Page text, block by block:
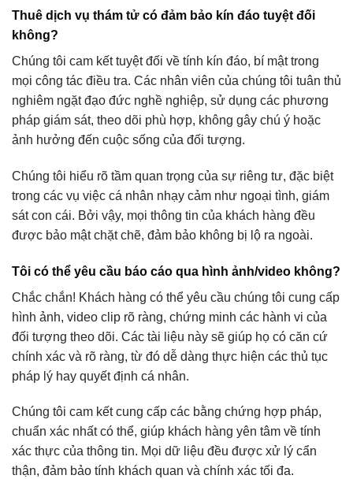
Thuê dịch vụ thám tử có đảm bảo kín đáo tuyệt đối
không?
Chúng tôi cam kết tuyệt đối về tính kín đáo, bí mật trong
mọi công tác điều tra. Các nhân viên của chúng tôi tuân thủ
nghiêm ngặt đạo đức nghề nghiệp, sử dụng các phương
pháp giám sát, theo dõi phù hợp, không gây chú ý hoặc
ảnh hưởng đến cuộc sống của đối tượng.
Chúng tôi hiểu rõ tầm quan trọng của sự riêng tư, đặc biệt
trong các vụ việc cá nhân nhạy cảm như ngoại tình, giám
sát con cái. Bởi vậy, mọi thông tin của khách hàng đều
được bảo mật chặt chẽ, đảm bảo không bị lộ ra ngoài.
Tôi có thể yêu cầu báo cáo qua hình ảnh/video không?
Chắc chắn! Khách hàng có thể yêu cầu chúng tôi cung cấp
hình ảnh, video clip rõ ràng, chứng minh các hành vi của
đối tượng theo dõi. Các tài liệu này sẽ giúp họ có căn cứ
chính xác và rõ ràng, từ đó dễ dàng thực hiện các thủ tục
pháp lý hay quyết định cá nhân.
Chúng tôi cam kết cung cấp các bằng chứng hợp pháp,
chuẩn xác nhất có thể, giúp khách hàng yên tâm về tính
xác thực của thông tin. Mọi dữ liệu đều được xử lý cẩn
thận, đảm bảo tính khách quan và chính xác tối đa.